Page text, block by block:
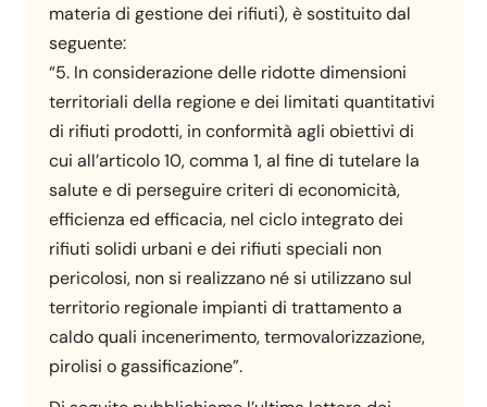
materia di gestione dei rifiuti), è sostituito dal
seguente:
“5. In considerazione delle ridotte dimensioni
territoriali della regione e dei limitati quantitativi
di rifiuti prodotti, in conformità agli obiettivi di
cui all’articolo 10, comma 1, al fine di tutelare la
salute e di perseguire criteri di economicità,
efficienza ed efficacia, nel ciclo integrato dei
rifiuti solidi urbani e dei rifiuti speciali non
pericolosi, non si realizzano né si utilizzano sul
territorio regionale impianti di trattamento a
caldo quali incenerimento, termovalorizzazione,
pirolisi o gassificazione”.